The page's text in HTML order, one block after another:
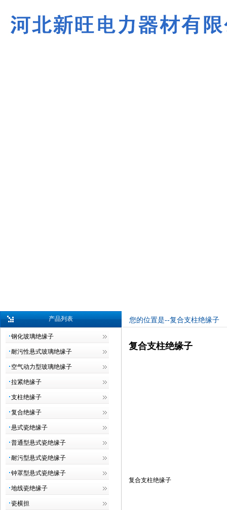
产品列表
钢化玻璃绝缘子
耐污性悬式玻璃绝缘子
空气动力型玻璃绝缘子
拉紧绝缘子
支柱绝缘子
复合绝缘子
悬式瓷绝缘子
普通型悬式瓷绝缘子
耐污型悬式瓷绝缘子
钟罩型悬式瓷绝缘子
地线瓷绝缘子
瓷横担
您的位置是--复合支柱绝缘子
复合支柱绝缘子
复合支柱绝缘子